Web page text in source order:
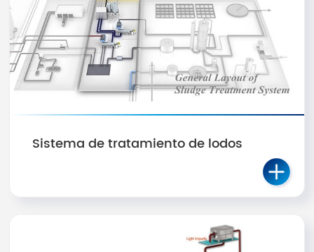
Sistema de tratamiento de lodos